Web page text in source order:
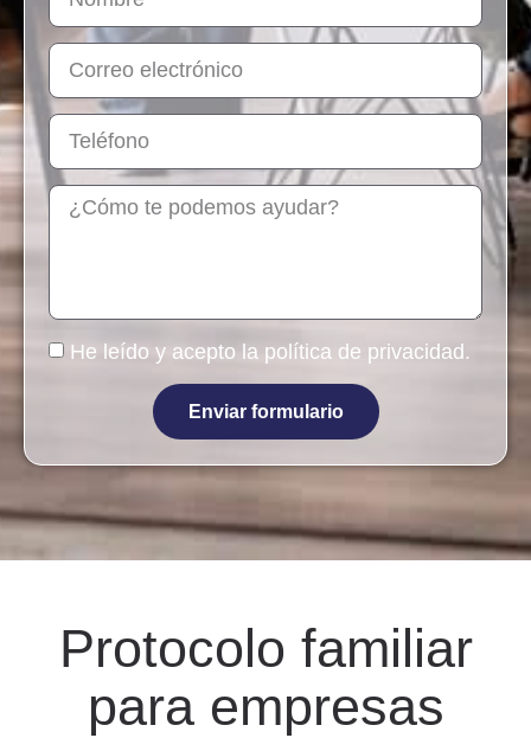
He leído y acepto la política de privacidad .
Enviar formulario
Protocolo familiar
para empresas